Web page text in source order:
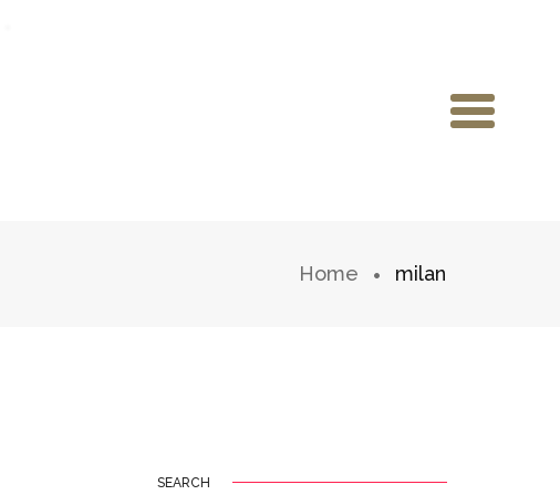
Home milan
SEARCH